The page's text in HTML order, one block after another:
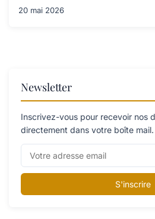
20 mai 2026
Newsletter
Inscrivez-vous pour recevoir nos
directement dans votre boîte mail.
S'inscrire